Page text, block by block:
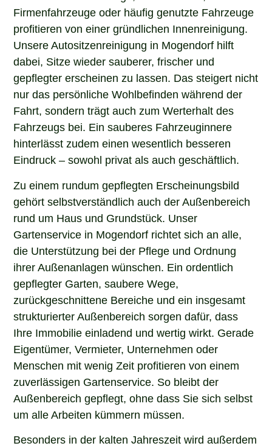
Firmenfahrzeuge oder häufig genutzte Fahrzeuge
profitieren von einer gründlichen Innenreinigung.
Unsere Autositzenreinigung in Mogendorf hilft
dabei, Sitze wieder sauberer, frischer und
gepflegter erscheinen zu lassen. Das steigert nicht
nur das persönliche Wohlbefinden während der
Fahrt, sondern trägt auch zum Werterhalt des
Fahrzeugs bei. Ein sauberes Fahrzeuginnere
hinterlässt zudem einen wesentlich besseren
Eindruck – sowohl privat als auch geschäftlich.
Zu einem rundum gepflegten Erscheinungsbild
gehört selbstverständlich auch der Außenbereich
rund um Haus und Grundstück. Unser
Gartenservice in Mogendorf richtet sich an alle,
die Unterstützung bei der Pflege und Ordnung
ihrer Außenanlagen wünschen. Ein ordentlich
gepflegter Garten, saubere Wege,
zurückgeschnittene Bereiche und ein insgesamt
strukturierter Außenbereich sorgen dafür, dass
Ihre Immobilie einladend und wertig wirkt. Gerade
Eigentümer, Vermieter, Unternehmen oder
Menschen mit wenig Zeit profitieren von einem
zuverlässigen Gartenservice. So bleibt der
Außenbereich gepflegt, ohne dass Sie sich selbst
um alle Arbeiten kümmern müssen.
Besonders in der kalten Jahreszeit wird außerdem